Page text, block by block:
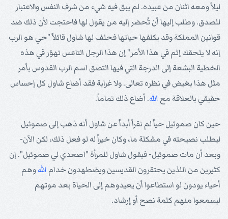
ليلاً ومعه اثنان من عبيده. لم يبق فيه شيء من شرف النفس والاعتبار
للصدق. وطلب إليها أن تُحضر إليه من يقول لها فاحتجت لأن ذلك ضد
قوانين المملكة وقد يكلفها حياتها فحلف لها شاول قائلاً "حي هو الرب
إنه لا يلحقك إثم في هذا الأمر" إن هذا الرجل التاعس تهوّر في هذه
الخطية البشعة إلى الدرجة التي فيها التصق اسم الرب القدوس بأمر
مثل هذا بغيض في نظره تعالى. ولا غرابة فقد أضاع شاول كل إحساس
حقيقي بالعلاقة مع الله. أضاع ذلك تماماً.
حين كان صموئيل حياً لم نقرأ أبداً عن شاول أنه ذهب إلى صموئيل
ليطلب نصيحته في مشكلة ما، وكان خيراً له لو فعل ذلك، لكن الآن-
وبعد أن مات صموئيل- فيقول شاول للمرأة "اصعدي لي صموئيل". إن
كثيرين من اللذين يحتقرون القديسين ويضطهدون خدام اللهوهم
أحياء يودون لو استطاعوا أن يعيدوهم إلى الحياة بعد موتهم
ليسمعوا منهم كلمة نصح أو إرشاد.